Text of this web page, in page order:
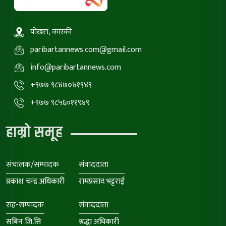
पोखरा, कास्की
paribartannews.com@gmail.com
info@paribartannews.com
+९७७ ९८४७०४१९४९
+९७७ ९८५६०११९४९
हाम्रो समूह
संचालक/सम्पादक
प्रकाश चन्द्र अधिकारी
संवाददाता
रामप्रसाद भट्टराई
सह-सम्पादक
सबिन जि.सि
संवाददाता
श्रद्धा अधिकारी